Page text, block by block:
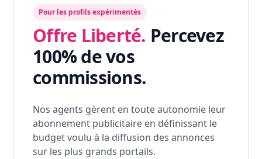
Pour les profils expérimentés
Offre Liberté. Percevez
100% de vos
commissions.
Nos agents gèrent en toute autonomie leur
abonnement publicitaire en définissant le
budget voulu à la diffusion des annonces
sur les plus grands portails.